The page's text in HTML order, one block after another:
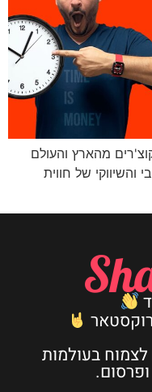
מהארץ והעולם
והשיווקי של חווית
בעולמות